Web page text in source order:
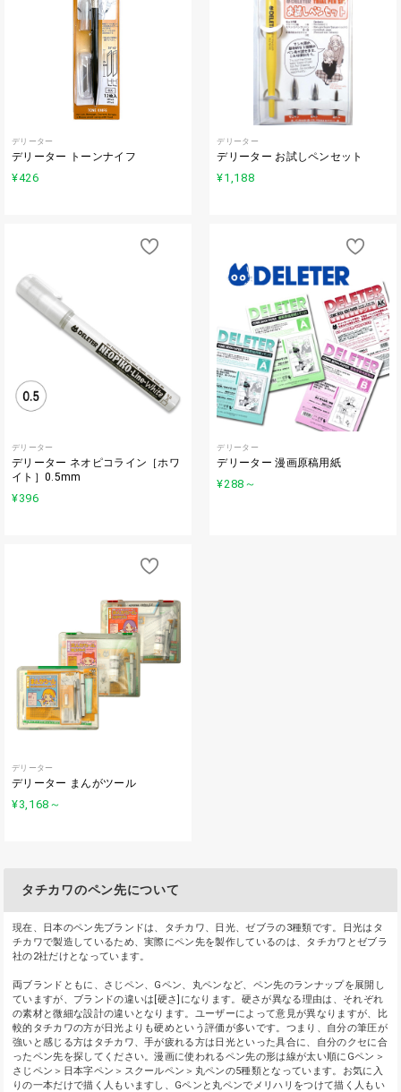
デリーター
デリーター トーンナイフ
¥426
デリーター
デリーター お試しペンセット
¥1,188
デリーター
デリーター ネオピコライン［ホワ
イト］0.5mm
¥396
デリーター
デリーター 漫画原稿用紙
¥288 ～
デリーター
デリーター まんがツール
¥3,168 ～
タチカワのペン先について
現在、日本のペン先ブランドは、タチカワ、日光、ゼブラの3種類です。日光はタ
チカワで製造しているため、実際にペン先を製作しているのは、タチカワとゼブラ
社の2社だけとなっています。
両ブランドともに、さじペン、Gペン、丸ペンなど、ペン先のランナップを展開し
ていますが、ブランドの違いは[硬さ]になります。硬さが異なる理由は、それぞれ
の素材と微細な設計の違いとなります。ユーザーによって意見が異なりますが、比
較的タチカワの方が日光よりも硬めという評価が多いです。つまり、自分の筆圧が
強いと感じる方はタチカワ、手が疲れる方は日光といった具合に、自分のクセに合
ったペン先を探してください。漫画に使われるペン先の形は線が太い順にGペン＞
さじペン＞日本字ペン＞スクールペン＞丸ペンの5種類となっています。お気に入
りの一本だけで描く人もいますし、Gペンと丸ペンでメリハリをつけて描く人もい